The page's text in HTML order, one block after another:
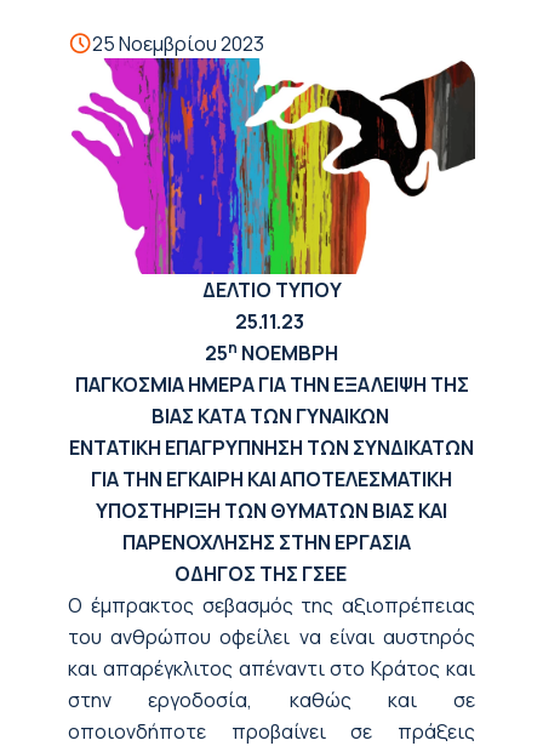
25 Νοεμβρίου 2023
ΔΕΛΤΙΟ ΤΥΠΟΥ
25.11.23
25η ΝΟΕΜΒΡΗ
ΠΑΓΚΟΣΜΙΑ ΗΜΕΡΑ ΓΙΑ ΤΗΝ ΕΞΑΛΕΙΨΗ ΤΗΣ
ΒΙΑΣ ΚΑΤΑ ΤΩΝ ΓΥΝΑΙΚΩΝ
ΕΝΤΑΤΙΚΗ ΕΠΑΓΡΥΠΝΗΣΗ ΤΩΝ ΣΥΝΔΙΚΑΤΩΝ
ΓΙΑ ΤΗΝ ΕΓΚΑΙΡΗ ΚΑΙ ΑΠΟΤΕΛΕΣΜΑΤΙΚΗ
ΥΠΟΣΤΗΡΙΞΗ ΤΩΝ ΘΥΜΑΤΩΝ ΒΙΑΣ ΚΑΙ
ΠΑΡΕΝΟΧΛΗΣΗΣ ΣΤΗΝ ΕΡΓΑΣΙΑ
ΟΔΗΓΟΣ ΤΗΣ ΓΣΕΕ
Ο έμπρακτος σεβασμός της αξιοπρέπειας
του ανθρώπου οφείλει να είναι αυστηρός
και απαρέγκλιτος απέναντι στο Κράτος και
στην εργοδοσία, καθώς και σε
οποιονδήποτε προβαίνει σε πράξεις